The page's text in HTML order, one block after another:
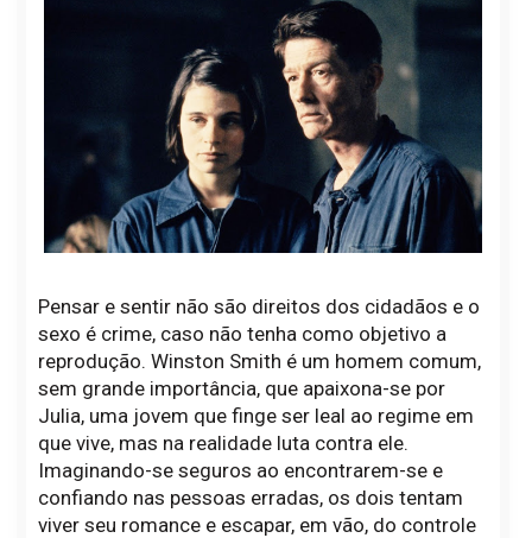
Pensar e sentir não são direitos dos cidadãos e o
sexo é crime, caso não tenha como objetivo a
reprodução. Winston Smith é um homem comum,
sem grande importância, que apaixona-se por
Julia, uma jovem que finge ser leal ao regime em
que vive, mas na realidade luta contra ele.
Imaginando-se seguros ao encontrarem-se e
confiando nas pessoas erradas, os dois tentam
viver seu romance e escapar, em vão, do controle